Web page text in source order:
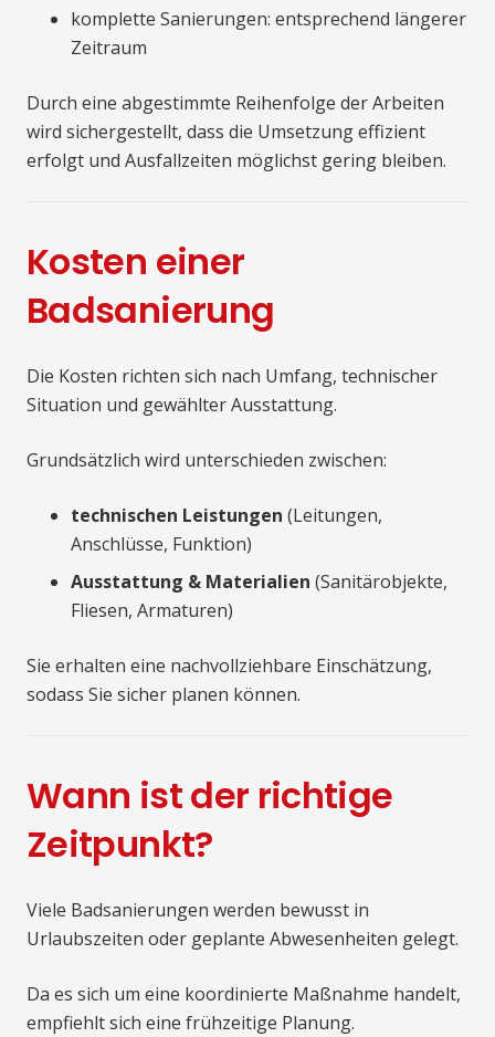
komplette Sanierungen: entsprechend längerer
Zeitraum
Durch eine abgestimmte Reihenfolge der Arbeiten
wird sichergestellt, dass die Umsetzung effizient
erfolgt und Ausfallzeiten möglichst gering bleiben.
Kosten einer
Badsanierung
Die Kosten richten sich nach Umfang, technischer
Situation und gewählter Ausstattung.
Grundsätzlich wird unterschieden zwischen:
technischen Leistungen (Leitungen,
Anschlüsse, Funktion)
Ausstattung & Materialien (Sanitärobjekte,
Fliesen, Armaturen)
Sie erhalten eine nachvollziehbare Einschätzung,
sodass Sie sicher planen können.
Wann ist der richtige
Zeitpunkt?
Viele Badsanierungen werden bewusst in
Urlaubszeiten oder geplante Abwesenheiten gelegt.
Da es sich um eine koordinierte Maßnahme handelt,
empfiehlt sich eine frühzeitige Planung.